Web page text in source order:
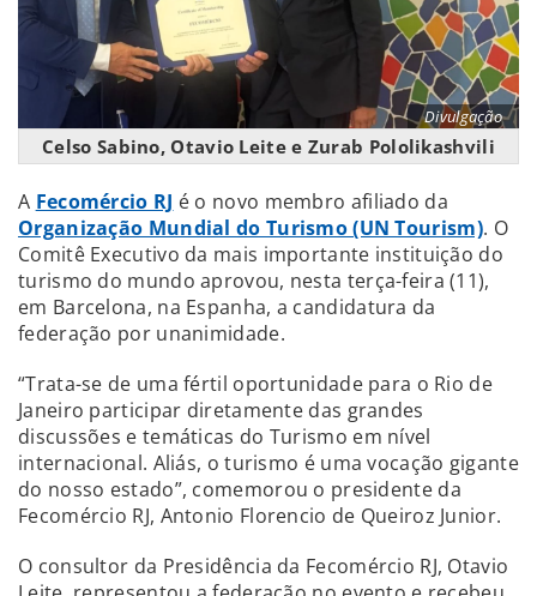
Divulgação
Celso Sabino, Otavio Leite e Zurab Pololikashvili
A Fecomércio RJ é o novo membro afiliado da
Organização Mundial do Turismo (UN Tourism). O
Comitê Executivo da mais importante instituição do
turismo do mundo aprovou, nesta terça-feira (11),
em Barcelona, na Espanha, a candidatura da
federação por unanimidade.
“Trata-se de uma fértil oportunidade para o Rio de
Janeiro participar diretamente das grandes
discussões e temáticas do Turismo em nível
internacional. Aliás, o turismo é uma vocação gigante
do nosso estado”, comemorou o presidente da
Fecomércio RJ, Antonio Florencio de Queiroz Junior.
O consultor da Presidência da Fecomércio RJ, Otavio